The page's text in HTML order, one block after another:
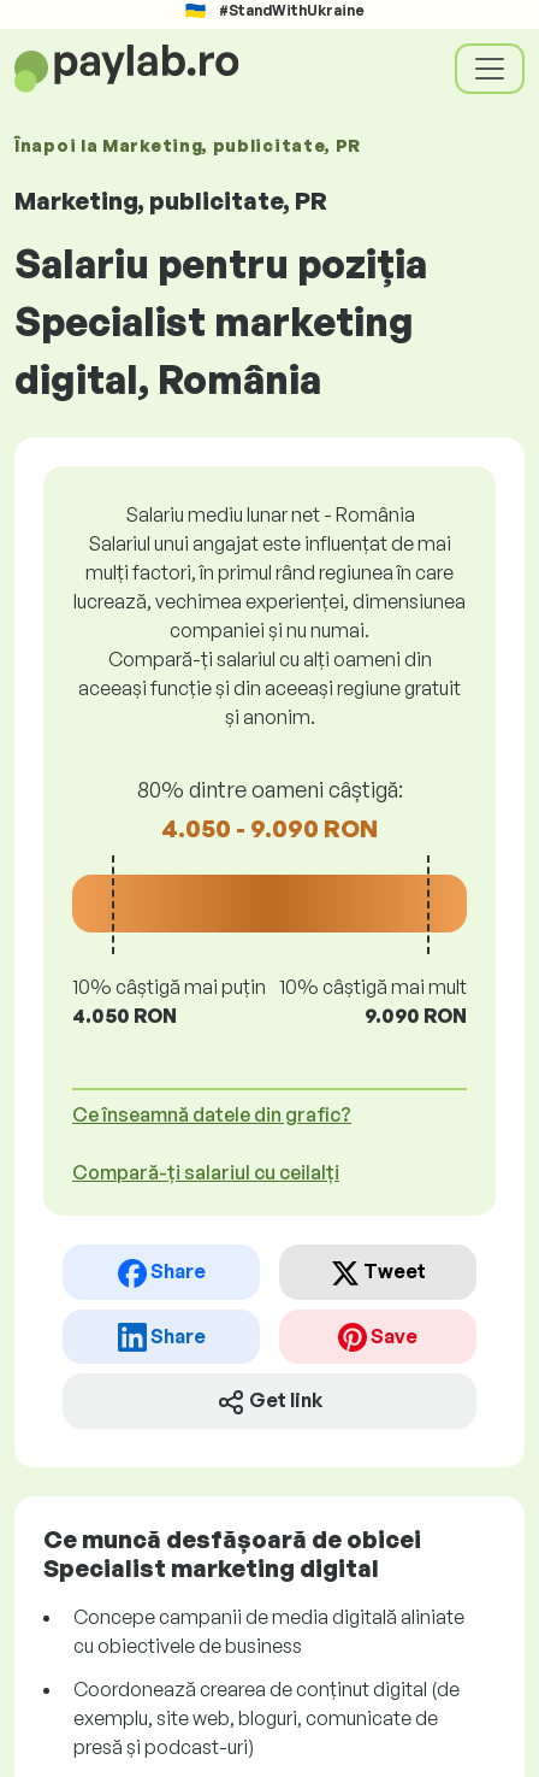
#StandWithUkraine
Înapoi la Marketing, publicitate, PR
Marketing, publicitate, PR
Salariu pentru poziția
Specialist marketing
digital, România
Salariu mediu lunar net - România
Salariul unui angajat este influențat de mai
mulți factori, în primul rând regiunea în care
lucrează, vechimea experienței, dimensiunea
companiei și nu numai.
Compară-ți salariul cu alți oameni din
aceeași funcție și din aceeași regiune gratuit
și anonim.
80% dintre oameni câștigă:
4.050 - 9.090 RON
10% câștigă mai puțin
4.050 RON
10% câștigă mai mult
9.090 RON
Ce înseamnă datele din grafic?
Compară-ți salariul cu ceilalți
Share Tweet
Share Save
Get link
Ce muncă desfășoară de obicei
Specialist marketing digital
Concepe campanii de media digitală aliniate
cu obiectivele de business
Coordonează crearea de conținut digital (de
exemplu, site web, bloguri, comunicate de
presă și podcast-uri)